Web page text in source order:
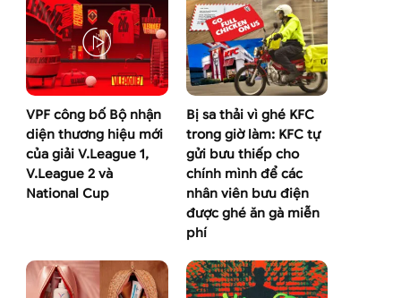
VPF công bố Bộ nhận
diện thương hiệu mới
của giải V.League 1,
V.League 2 và
National Cup
Bị sa thải vì ghé KFC
trong giờ làm: KFC tự
gửi bưu thiếp cho
chính mình để các
nhân viên bưu điện
được ghé ăn gà miễn
phí